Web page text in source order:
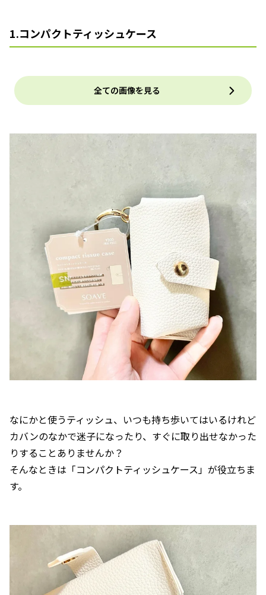
1.コンパクトティッシュケース
全ての画像を見る
なにかと使うティッシュ、いつも持ち歩いてはいるけれど
カバンのなかで迷子になったり、すぐに取り出せなかった
りすることありませんか？
そんなときは「コンパクトティッシュケース」が役立ちま
す。